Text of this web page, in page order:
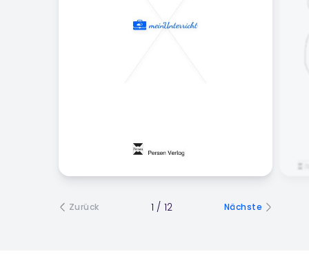
Zurück 1 / 12 Nächste